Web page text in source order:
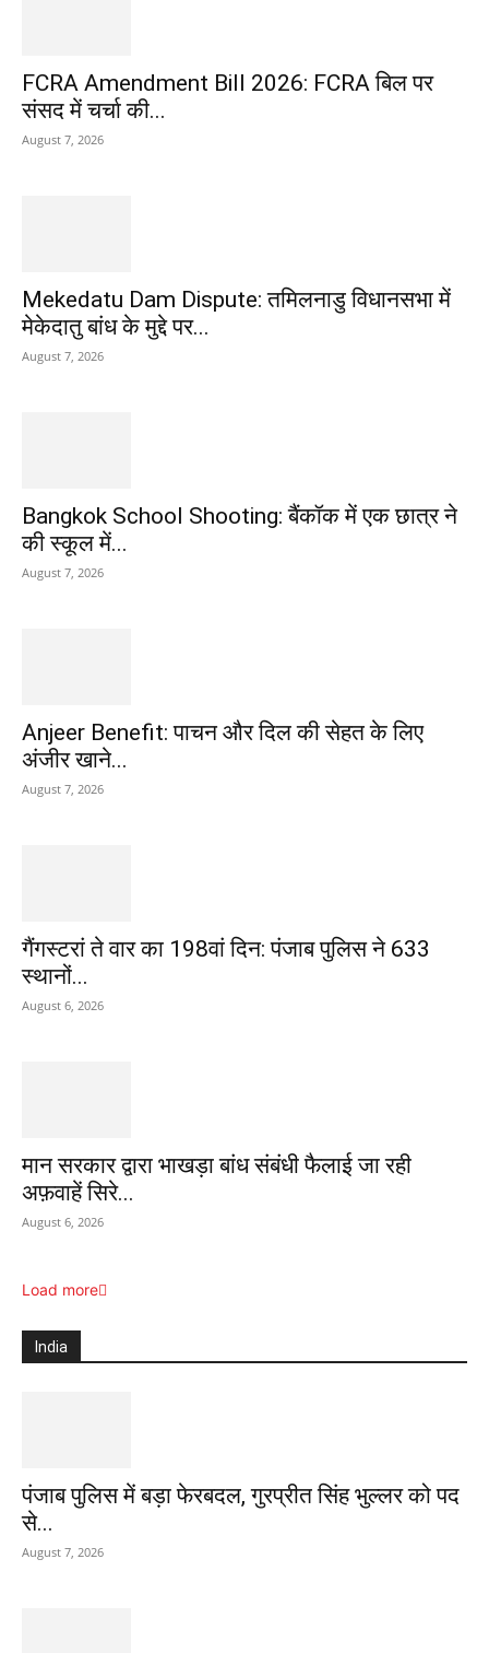
FCRA Amendment Bill 2026: FCRA बिल पर
संसद में चर्चा की...
August 7, 2026
Mekedatu Dam Dispute: तमिलनाडु विधानसभा में
मेकेदातु बांध के मुद्दे पर...
August 7, 2026
Bangkok School Shooting: बैंकॉक में एक छात्र ने
की स्कूल में...
August 7, 2026
Anjeer Benefit: पाचन और दिल की सेहत के लिए
अंजीर खाने...
August 7, 2026
गैंगस्टरां ते वार का 198वां दिन: पंजाब पुलिस ने 633
स्थानों...
August 6, 2026
मान सरकार द्वारा भाखड़ा बांध संबंधी फैलाई जा रही
अफ़वाहें सिरे...
August 6, 2026
Load more
India
पंजाब पुलिस में बड़ा फेरबदल, गुरप्रीत सिंह भुल्लर को पद
से...
August 7, 2026